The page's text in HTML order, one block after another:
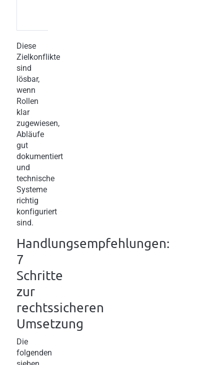
Diese
Zielkonflikte
sind
lösbar,
wenn
Rollen
klar
zugewiesen,
Abläufe
gut
dokumentiert
und
technische
Systeme
richtig
konfiguriert
sind.
Handlungsempfehlungen:
7
Schritte
zur
rechtssicheren
Umsetzung
Die
folgenden